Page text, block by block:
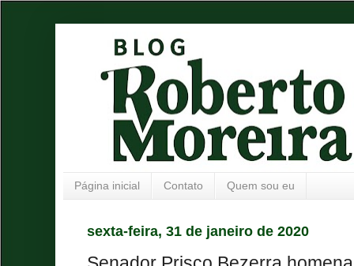
Página inicial Contato Quem sou eu
sexta-feira, 31 de janeiro de 2020